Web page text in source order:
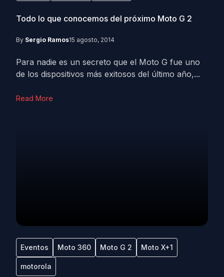
Todo lo que conocemos del próximo Moto G 2
By Sergio Ramos15 agosto, 2014
Para nadie es un secreto que el Moto G fue uno
de los dispositivos más exitosos del último año,...
Read More
Eventos Moto 360 Moto G 2 Moto X+1
motorola